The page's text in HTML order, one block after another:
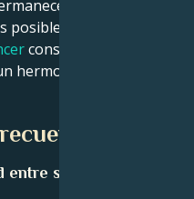
juntos unidos
posible que una
construyan algo
hermoso amor que
entre signos